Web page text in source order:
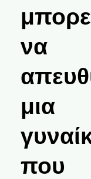
να
μια
που